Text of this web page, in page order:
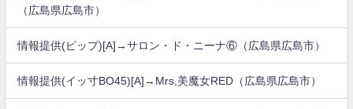
（広島県広島市）
情報提供(ピップ)[A]→サロン・ド・ニーナ⑥（広島県広島市）
情報提供(イッ寸BO45)[A]→Mrs,美魔女RED（広島県広島市）